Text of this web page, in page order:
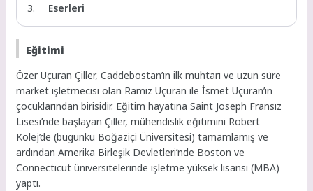
Eserleri
Eğitimi
Özer Uçuran Çiller, Caddebostan’ın ilk muhtarı ve uzun süre
market işletmecisi olan Ramiz Uçuran ile İsmet Uçuran’ın
çocuklarından birisidir. Eğitim hayatına Saint Joseph Fransız
Lisesi’nde başlayan Çiller, mühendislik eğitimini Robert
Kolej’de (bugünkü Boğaziçi Üniversitesi) tamamlamış ve
ardından Amerika Birleşik Devletleri’nde Boston ve
Connecticut üniversitelerinde işletme yüksek lisansı (MBA)
yaptı.